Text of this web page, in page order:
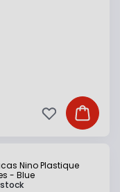
Ajouter
Ajouter à ma
Nino Plastique
- Blue